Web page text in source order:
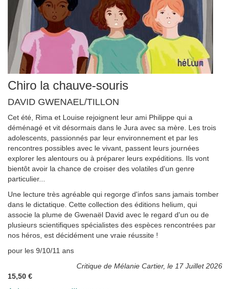
Chiro la chauve-souris
DAVID GWENAEL/TILLON
Cet été, Rima et Louise rejoignent leur ami Philippe qui a
déménagé et vit désormais dans le Jura avec sa mère. Les trois
adolescents, passionnés par leur environnement et par les
rencontres possibles avec le vivant, passent leurs journées
explorer les alentours ou à préparer leurs expéditions. Ils vont
bientôt avoir la chance de croiser des volatiles d'un genre
particulier...
Une lecture très agréable qui regorge d'infos sans jamais tomber
dans le dictatique. Cette collection des éditions helium, qui
associe la plume de Gwenaël David avec le regard d'un ou de
plusieurs scientifiques spécialistes des espèces rencontrées par
nos héros, est décidément une vraie réussite !
pour les 9/10/11 ans
Critique de Mélanie Cartier, le 17 Juillet 2026
15,50 €